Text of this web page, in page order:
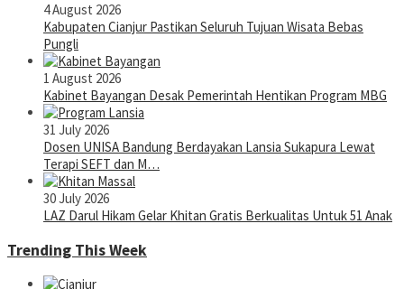
4 August 2026
Kabupaten Cianjur Pastikan Seluruh Tujuan Wisata Bebas
Pungli
1 August 2026
Kabinet Bayangan Desak Pemerintah Hentikan Program MBG
31 July 2026
Dosen UNISA Bandung Berdayakan Lansia Sukapura Lewat
Terapi SEFT dan M…
30 July 2026
LAZ Darul Hikam Gelar Khitan Gratis Berkualitas Untuk 51 Anak
Trending This Week